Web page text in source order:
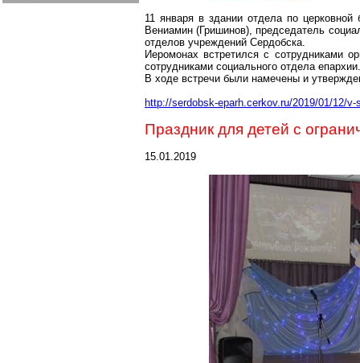
11 января в здании отдела по
Вениамин (Гришинов), председатель
отделов учреждений Сердобска.
Иеромонах встретился с сотрудниками
сотрудниками социального отдела епархии.
В ходе встречи были намечены и
http://serdobsk-eparh.cerkov.ru/2019/01/12/
Праздник для детей с
15.01.2019